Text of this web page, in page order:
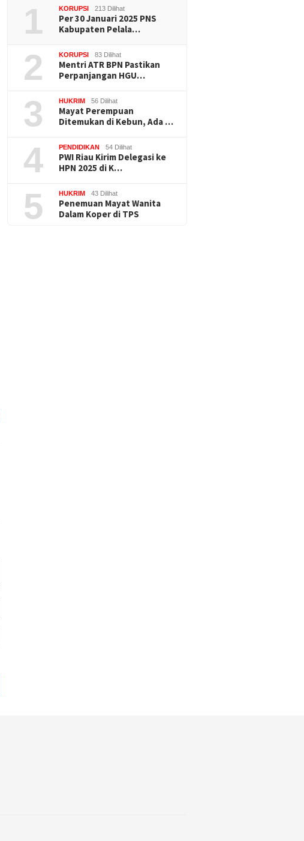
1 KORUPSI 213 Dilihat
Per 30 Januari 2025 PNS
Kabupaten Pelala…
2 KORUPSI 83 Dilihat
Mentri ATR BPN Pastikan
Perpanjangan HGU…
3 HUKRIM 56 Dilihat
Mayat Perempuan
Ditemukan di Kebun, Ada …
4 PENDIDIKAN 54 Dilihat
PWI Riau Kirim Delegasi ke
HPN 2025 di K…
5 HUKRIM 43 Dilihat
Penemuan Mayat Wanita
Dalam Koper di TPS